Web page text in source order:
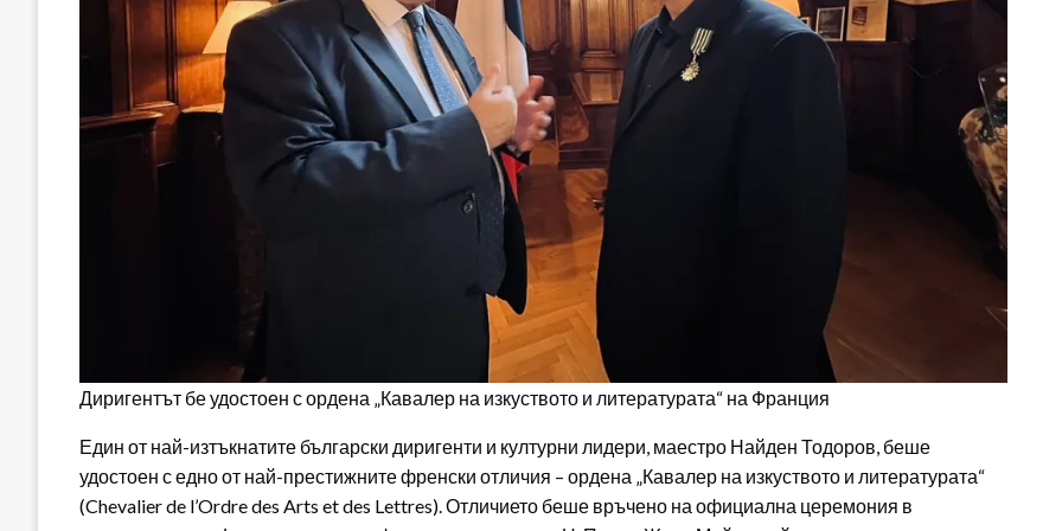
Диригентът бе удостоен с ордена „Кавалер на изкуството и литературата“ на Франция
Един от най-изтъкнатите български диригенти и културни лидери, маестро Найден Тодоров, беше
удостоен с едно от най-престижните френски отличия – ордена „Кавалер на изкуството и литературата“
(Chevalier de l’Ordre des Arts et des Lettres). Отличието беше връчено на официална церемония в